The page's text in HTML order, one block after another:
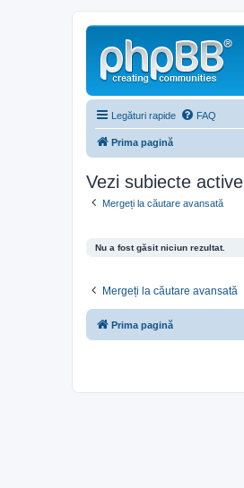
Legături rapide FAQ
Prima pagină
Vezi subiecte active
Mergeți la căutare avansată
Nu a fost găsit niciun rezultat.
Mergeți la căutare avansată
Prima pagină